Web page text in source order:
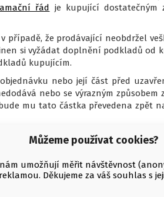
Můžeme používat cookies?
umožňují měřit návštěvnost
Děkujeme za váš souhlas s
řád je kupující dostatečným
případě, že prodávající neobdržel
si vyžádat doplnění podkladů
kupujícím.
nebo její část před
nebo se výrazným
mu tato částka převedena zpět
objednávky (množství zboží,
(například písemně či
informace o zboží, a to včetně
své podstaty nemůže být
poplatků. Ceny zboží